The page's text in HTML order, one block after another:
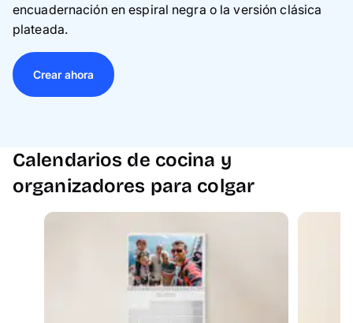
encuadernación en espiral negra o la versión clásica
plateada.
Crear ahora
Calendarios de cocina y
organizadores para colgar